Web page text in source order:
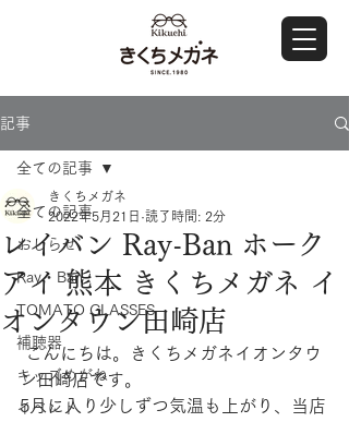
記事
全ての記事
おしらせ
Ray・Ban
TOMATO GLASSES
補聴器
キッズめがね
イベント
全ての記事
レイバン Ray-Ban ホーク
アイ 熊本 きくちメガネ イ
オンタウン田崎店
きくちメガネ
2022年5月21日 読了時間: 2分
こんにちは。きくちメガネイオンタウ
ン田崎店です。
5月に入り少しずつ気温も上がり、当店